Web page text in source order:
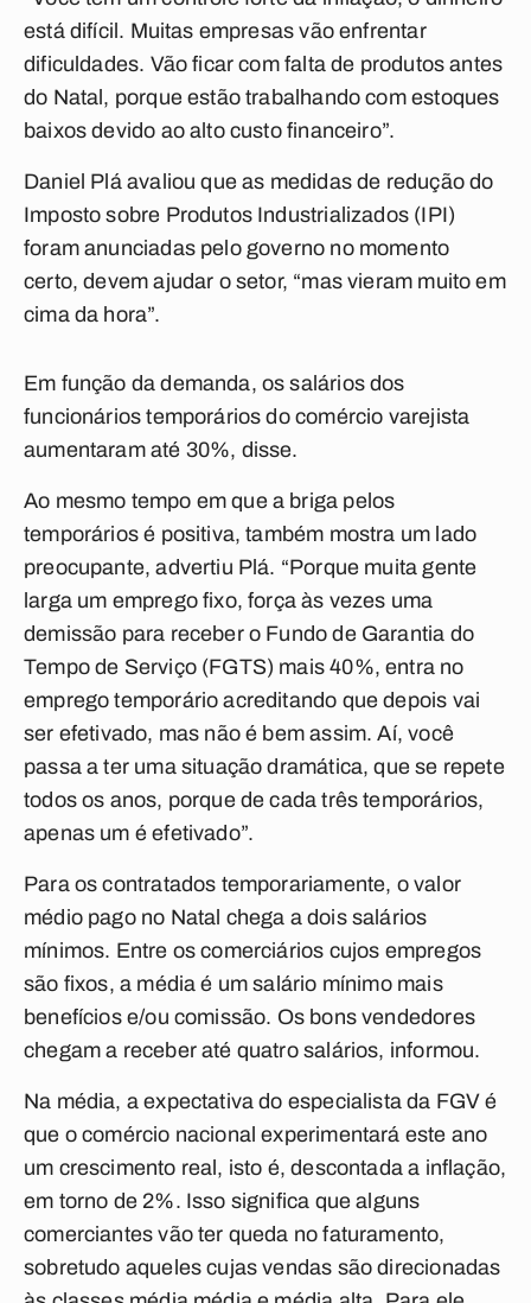
está difícil. Muitas empresas vão enfrentar
dificuldades. Vão ficar com falta de produtos antes
do Natal, porque estão trabalhando com estoques
baixos devido ao alto custo financeiro”.
Daniel Plá avaliou que as medidas de redução do
Imposto sobre Produtos Industrializados (IPI)
foram anunciadas pelo governo no momento
certo, devem ajudar o setor, “mas vieram muito em
cima da hora”.
Em função da demanda, os salários dos
funcionários temporários do comércio varejista
aumentaram até 30%, disse.
Ao mesmo tempo em que a briga pelos
temporários é positiva, também mostra um lado
preocupante, advertiu Plá. “Porque muita gente
larga um emprego fixo, força às vezes uma
demissão para receber o Fundo de Garantia do
Tempo de Serviço (FGTS) mais 40%, entra no
emprego temporário acreditando que depois vai
ser efetivado, mas não é bem assim. Aí, você
passa a ter uma situação dramática, que se repete
todos os anos, porque de cada três temporários,
apenas um é efetivado”.
Para os contratados temporariamente, o valor
médio pago no Natal chega a dois salários
mínimos. Entre os comerciários cujos empregos
são fixos, a média é um salário mínimo mais
benefícios e/ou comissão. Os bons vendedores
chegam a receber até quatro salários, informou.
Na média, a expectativa do especialista da FGV é
que o comércio nacional experimentará este ano
um crescimento real, isto é, descontada a inflação,
em torno de 2%. Isso significa que alguns
comerciantes vão ter queda no faturamento,
sobretudo aqueles cujas vendas são direcionadas